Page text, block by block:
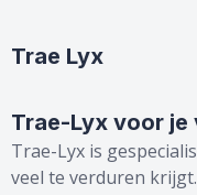
Trae Lyx
Trae-Lyx voor je
Trae-Lyx is
veel te verduren